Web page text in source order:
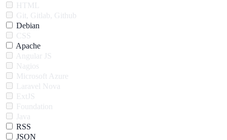
HTML
Git, Gitlab, Github
Debian
CSS
Apache
Angular JS
Nagios
Microsoft Azure
Laravel Nova
ExtJS
Foundation
Java
RSS
JSON